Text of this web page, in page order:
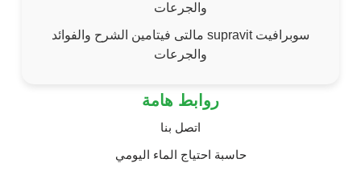
والجرعات
سوبرافيت supravit مالتى فيتامين الشرح والفوائد
والجرعات
روابط هامة
اتصل بنا
حاسبة احتياج الماء اليومي